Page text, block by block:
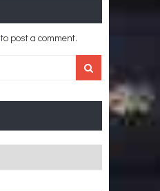
to post a comment.